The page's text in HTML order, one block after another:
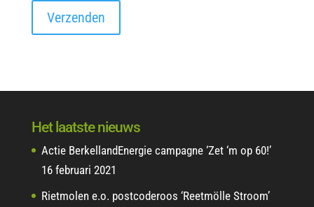
Het laatste nieuws
Actie BerkellandEnergie campagne ‘Zet ‘m op 60!’
16 februari 2021
Rietmolen e.o. postcoderoos ‘Reetmölle Stroom’